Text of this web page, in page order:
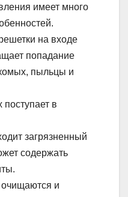
имеет много
на входе
попадание
пыльцы и
в
загрязненный
содержать
и